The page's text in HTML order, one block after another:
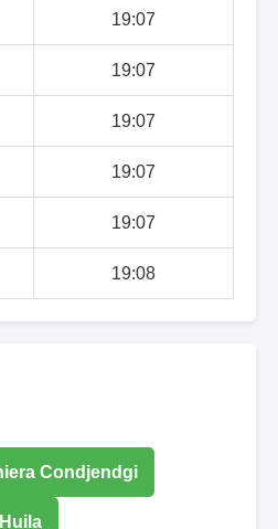
19:07
19:07
19:07
19:07
19:07
19:08
Condjendgi